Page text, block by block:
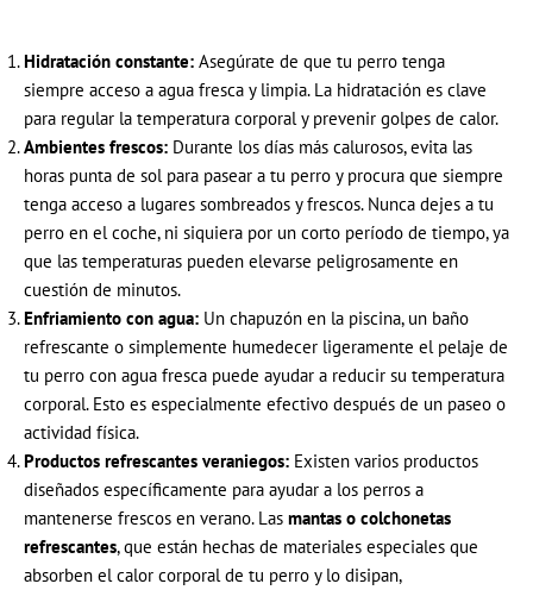
Hidratación constante: Asegúrate de que tu perro tenga
siempre acceso a agua fresca y limpia. La hidratación es clave
para regular la temperatura corporal y prevenir golpes de calor.
Ambientes frescos: Durante los días más calurosos, evita las
horas punta de sol para pasear a tu perro y procura que siempre
tenga acceso a lugares sombreados y frescos. Nunca dejes a tu
perro en el coche, ni siquiera por un corto período de tiempo, ya
que las temperaturas pueden elevarse peligrosamente en
cuestión de minutos.
Enfriamiento con agua: Un chapuzón en la piscina, un baño
refrescante o simplemente humedecer ligeramente el pelaje de
tu perro con agua fresca puede ayudar a reducir su temperatura
corporal. Esto es especialmente efectivo después de un paseo o
actividad física.
Productos refrescantes veraniegos: Existen varios productos
diseñados específicamente para ayudar a los perros a
mantenerse frescos en verano. Las mantas o colchonetas
refrescantes, que están hechas de materiales especiales que
absorben el calor corporal de tu perro y lo disipan,